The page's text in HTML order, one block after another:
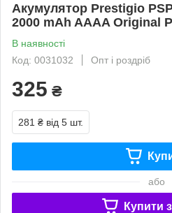
Акумулятор Prestigio
2000 mAh AAAA Original
В наявності
Код: 0031032
Опт і роздріб
325 ₴
281 ₴ від 5 шт.
або
Купити з